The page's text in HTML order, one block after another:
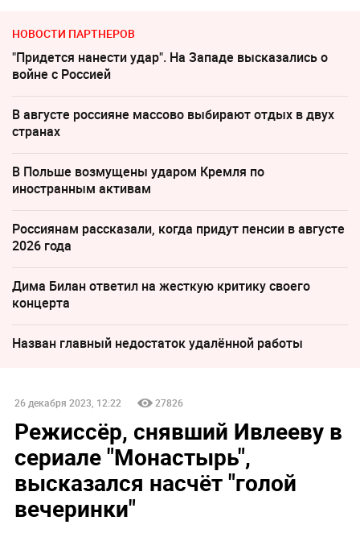
НОВОСТИ ПАРТНЕРОВ
"Придется нанести удар". На Западе высказались о
войне с Россией
В августе россияне массово выбирают отдых в двух
странах
В Польше возмущены ударом Кремля по
иностранным активам
Россиянам рассказали, когда придут пенсии в августе
2026 года
Дима Билан ответил на жесткую критику своего
концерта
Назван главный недостаток удалённой работы
26 декабря 2023, 12:22 27826
Режиссёр, снявший Ивлееву в
сериале "Монастырь",
высказался насчёт "голой
вечеринки"